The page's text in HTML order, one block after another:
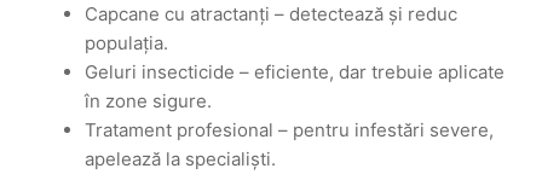
Capcane cu atractanți – detectează și reduc
populația.
Geluri insecticide – eficiente, dar trebuie aplicate
în zone sigure.
Tratament profesional – pentru infestări severe,
apelează la specialiști.